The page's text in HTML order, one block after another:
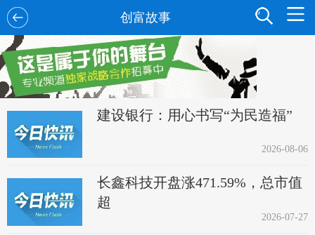
创富故事
建设银行：用心书写“为民造福”
2026-08-06
长鑫科技开盘涨471.59%，总市值
超
2026-07-27